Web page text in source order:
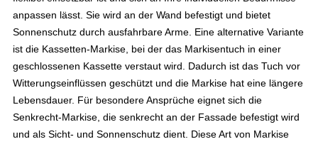
anpassen lässt. Sie wird an der Wand befestigt und bietet
Sonnenschutz durch ausfahrbare Arme. Eine alternative Variante
ist die Kassetten-Markise, bei der das Markisentuch in einer
geschlossenen Kassette verstaut wird. Dadurch ist das Tuch vor
Witterungseinflüssen geschützt und die Markise hat eine längere
Lebensdauer. Für besondere Ansprüche eignet sich die
Senkrecht-Markise, die senkrecht an der Fassade befestigt wird
und als Sicht- und Sonnenschutz dient. Diese Art von Markise